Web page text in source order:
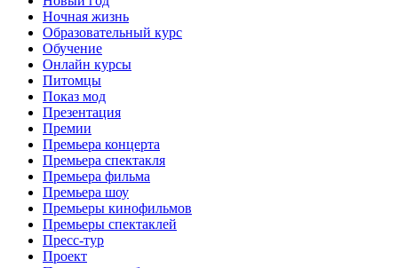
Ночная жизнь
Образовательный курс
Обучение
Онлайн курсы
Питомцы
Показ мод
Презентация
Премии
Премьера концерта
Премьера спектакля
Премьера фильма
Премьера шоу
Премьеры кинофильмов
Премьеры спектаклей
Пресс-тур
Проект